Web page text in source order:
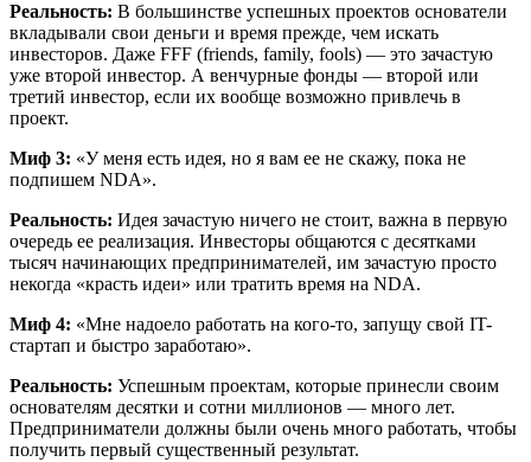
Реальность: В большинстве успешных проектов основатели
вкладывали свои деньги и время прежде, чем искать
инвесторов. Даже FFF (friends, family, fools) — это зачастую
уже второй инвестор. А венчурные фонды — второй или
третий инвестор, если их вообще возможно привлечь в
проект.
Миф 3: «У меня есть идея, но я вам ее не скажу, пока не
подпишем NDA».
Реальность: Идея зачастую ничего не стоит, важна в первую
очередь ее реализация. Инвесторы общаются с десятками
тысяч начинающих предпринимателей, им зачастую просто
некогда «красть идеи» или тратить время на NDA.
Миф 4: «Мне надоело работать на кого-то, запущу свой IT-
стартап и быстро заработаю».
Реальность: Успешным проектам, которые принесли своим
основателям десятки и сотни миллионов — много лет.
Предприниматели должны были очень много работать, чтобы
получить первый существенный результат.